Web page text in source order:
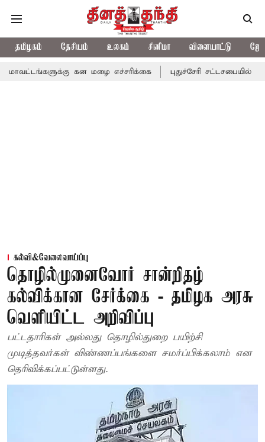
தமிழகம் தேசியம் உலகம் சினிமா விளையாட்டு
கன மழை எச்சரிக்கை புதுச்சேரி சட்டசபையில் வரும் 24ம்
கல்வி&வேலைவாய்ப்பு
தொழில்முனைவோர் சான்றிதழ்
கல்விக்கான சேர்க்கை - தமிழக அரசு
வெளியிட்ட அறிவிப்பு
பட்டதாரிகள் அல்லது தொழில்துறை பயிற்சி
முடித்தவர்கள் விண்ணப்பங்களை சமர்ப்பிக்கலாம் என
தெரிவிக்கப்பட்டுள்ளது.